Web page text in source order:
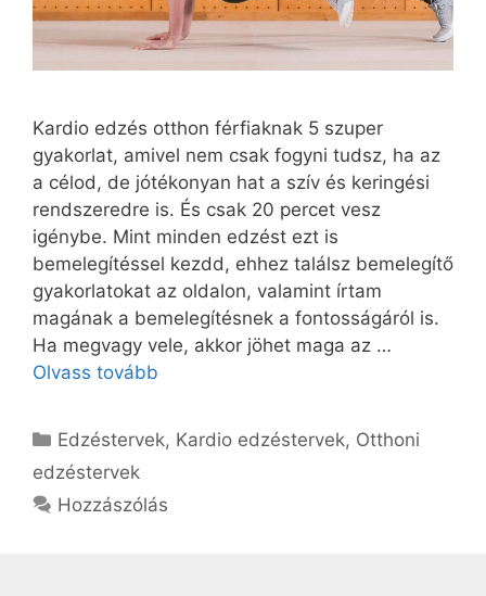
Kardio edzés otthon férfiaknak 5 szuper
gyakorlat, amivel nem csak fogyni tudsz, ha az
a célod, de jótékonyan hat a szív és keringési
rendszeredre is. És csak 20 percet vesz
igénybe. Mint minden edzést ezt is
bemelegítéssel kezdd, ehhez találsz bemelegítő
gyakorlatokat az oldalon, valamint írtam
magának a bemelegítésnek a fontosságáról is.
Ha megvagy vele, akkor jöhet maga az …
Olvass tovább
Kategória
Edzéstervek, Kardio edzéstervek, Otthoni
edzéstervek
Hozzászólás